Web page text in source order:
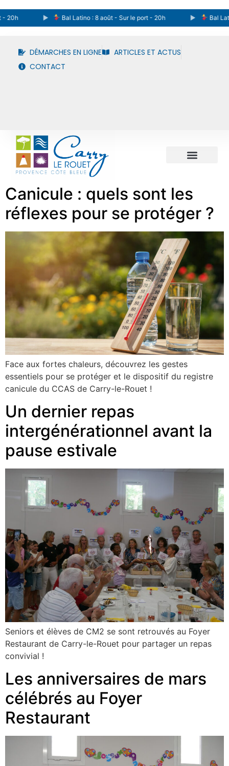
Bal Latino : 8 août - Sur le port - 20h Bal Latino : 8
DÉMARCHES EN LIGNE
ARTICLES ET ACTUS
CONTACT
Canicule : quels sont les
réflexes pour se protéger ?
Face aux fortes chaleurs, découvrez les gestes
essentiels pour se protéger et le dispositif du registre
canicule du CCAS de Carry-le-Rouet !
Un dernier repas
intergénérationnel avant la
pause estivale
Seniors et élèves de CM2 se sont retrouvés au Foyer
Restaurant de Carry-le-Rouet pour partager un repas
convivial !
Les anniversaires de mars
célébrés au Foyer
Restaurant